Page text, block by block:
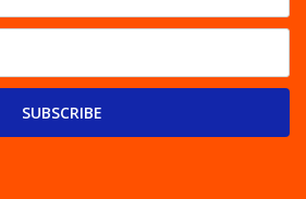
SUBSCRIBE